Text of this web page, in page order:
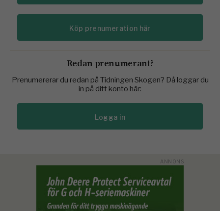
Köp prenumeration här
Redan prenumerant?
Prenumererar du redan på Tidningen Skogen? Då loggar du
in på ditt konto här:
Logga in